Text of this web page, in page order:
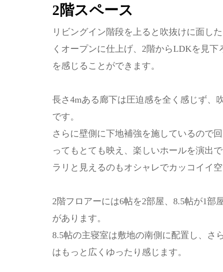
2階スペース
リビングイン階段を上ると吹抜けに面し
くオープンに仕上げ、2階からLDKを見
を感じることができます。
長さ4mある廊下は圧迫感を全く感じず、
です。
さらに壁側に下地補強を施しているので
ってもとても映え、楽しいホールを演出
ラリと見えるのもオシャレでカッコイイ
2階フロアーには6帖を2部屋、8.5帖が1
があります。
8.5帖の主寝室は敷地の南側に配置し、さ
はもっと広くゆったり感じます。